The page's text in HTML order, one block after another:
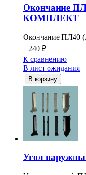
Окончание
КОМПЛЕКТ
Окончание ПЛ40
240 ₽
К сравнению
В лист ожидания
В корзину
Угол